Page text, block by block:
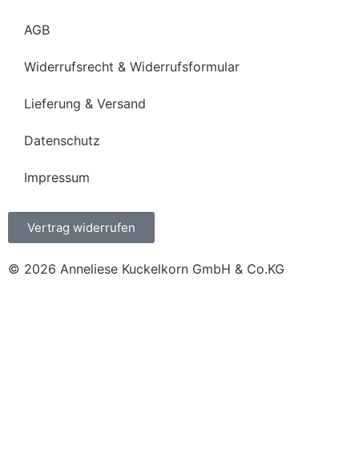
AGB
Widerrufsrecht & Widerrufsformular
Lieferung & Versand
Datenschutz
Impressum
Vertrag widerrufen
© 2026 Anneliese Kuckelkorn GmbH & Co.KG